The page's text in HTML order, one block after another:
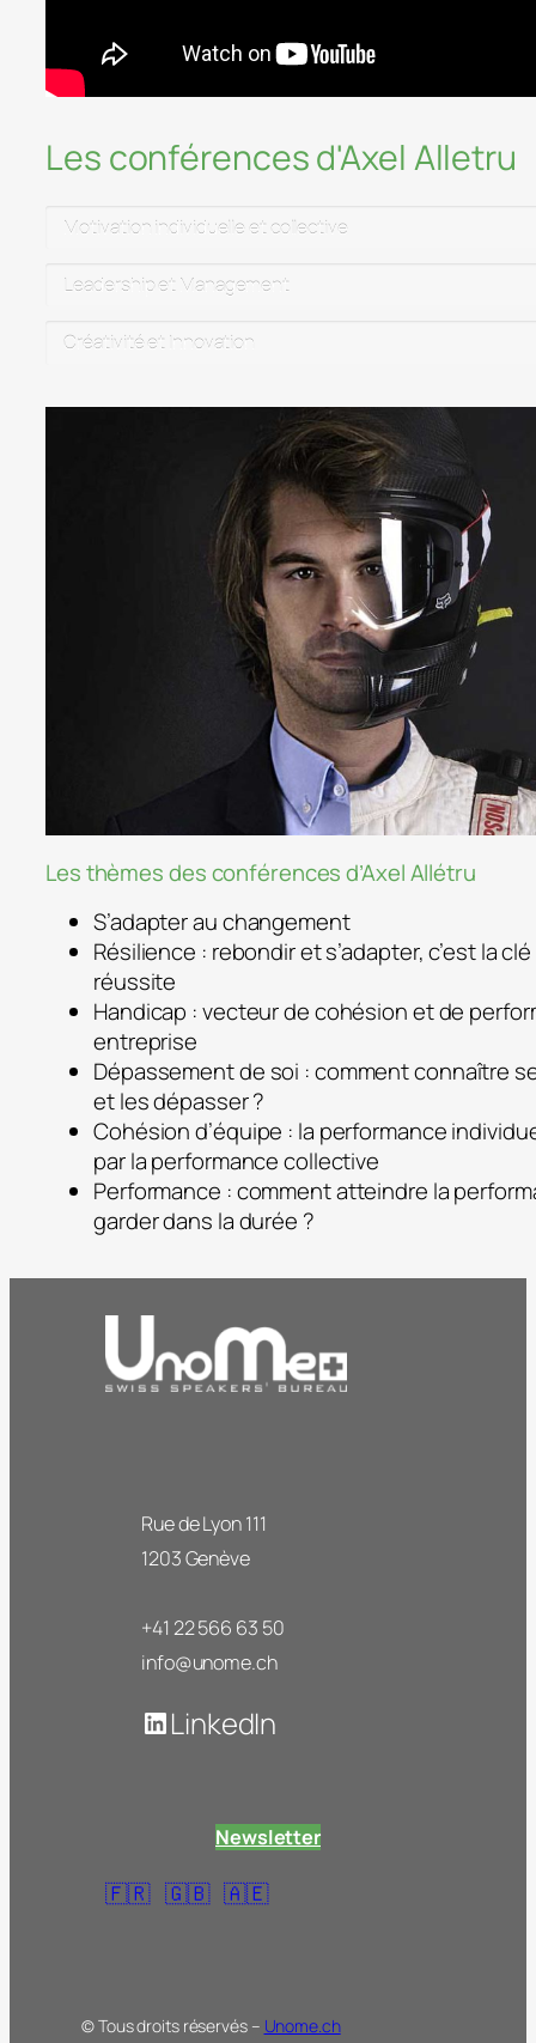
Les conférences d'Axel Alletru
Motivation individuelle et collective
Leadership et Management
Créativité et Innovation
Les thèmes des conférences d’Axel Allétru
S’adapter au changement
Résilience : rebondir et s’adapter, c’est la
réussite
Handicap : vecteur de cohésion et de
entreprise
Dépassement de soi : comment connaître
et les dépasser ?
Cohésion d’équipe : la performance
par la performance collective
Performance : comment atteindre la
garder dans la durée ?
Rue de Lyon 111
1203 Genève
+41 22 566 63 50
info@unome.ch
LinkedIn
Newsletter
🇫🇷 🇬🇧 🇦🇪
© Tous droits réservés – Unome.ch